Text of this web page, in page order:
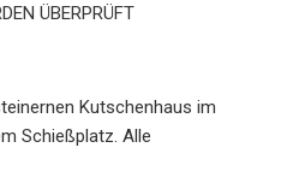
ÜBERPRÜFT
Kutschenhaus im
Schießplatz. Alle